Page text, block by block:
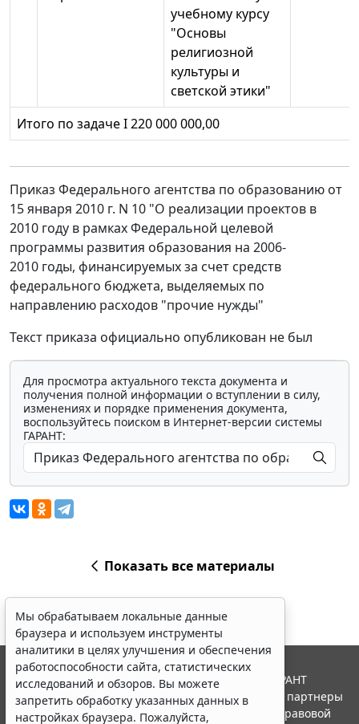
учебному курсу
"Основы
религиозной
культуры и
светской этики"
Итого по задаче I 220 000 000,00
Приказ Федерального агентства по образованию от
15 января 2010 г. N 10 "О реализации проектов в
2010 году в рамках Федеральной целевой
программы развития образования на 2006-
2010 годы, финансируемых за счет средств
федерального бюджета, выделяемых по
направлению расходов "прочие нужды"
Текст приказа официально опубликован не был
Для просмотра актуального текста документа и
получения полной информации о вступлении в силу,
изменениях и порядке применения документа,
воспользуйтесь поиском в Интернет-версии системы
ГАРАНТ:
Показать все материалы
Мы обрабатываем локальные данные
браузера и используем инструменты
аналитики в целях улучшения и обеспечения
работоспособности сайта, статистических
исследований и обзоров. Вы можете
запретить обработку указанных данных в
настройках браузера. Пожалуйста,
© ООО "НПП "ГАРАНТ-СЕРВИС", 2026. Система ГАРАНТ
выпускается с 1990 года. Компания "Гарант" и ее партнеры
являются участниками Российской ассоциации правовой